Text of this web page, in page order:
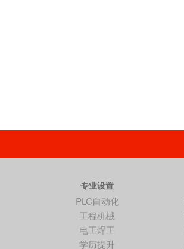
专业设置
PLC自动化
工程机械
电工焊工
学历提升